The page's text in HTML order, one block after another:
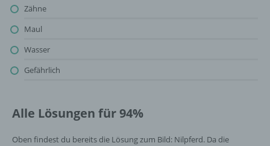
Zähne
Maul
Wasser
Gefährlich
Alle Lösungen für 94%
Oben findest du bereits die Lösung zum Bild: Nilpferd. Da die